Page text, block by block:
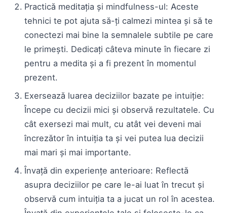
Practică meditația și mindfulness-ul: Aceste
tehnici te pot ajuta să-ți calmezi mintea și să te
conectezi mai bine la semnalele subtile pe care
le primești. Dedicați câteva minute în fiecare zi
pentru a medita și a fi prezent în momentul
prezent.
Exersează luarea deciziilor bazate pe intuiție:
Începe cu decizii mici și observă rezultatele. Cu
cât exersezi mai mult, cu atât vei deveni mai
încrezător în intuiția ta și vei putea lua decizii
mai mari și mai importante.
Învață din experiențe anterioare: Reflectă
asupra deciziilor pe care le-ai luat în trecut și
observă cum intuiția ta a jucat un rol în acestea.